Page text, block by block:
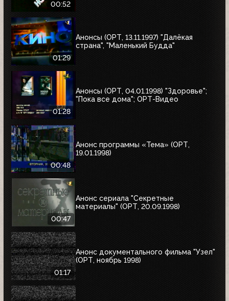
00:52
01:29
Анонсы (ОРТ, 13.11.1997) "Далёкая
страна", "Маленький Будда"
01:28
Анонсы (ОРТ, 04.01.1998) "Здоровье";
"Пока все дома"; ОРТ-Видео
00:48
Анонс программы «Тема» (ОРТ,
19.01.1998)
00:47
Анонс сериала "Секретные
материалы" (ОРТ, 20.09.1998)
01:17
Анонс документального фильма "Узел"
(ОРТ, ноябрь 1998)